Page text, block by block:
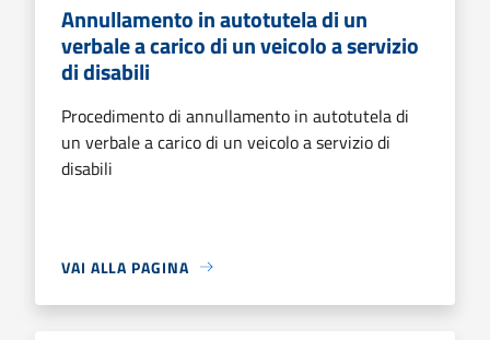
Annullamento in autotutela di un
verbale a carico di un veicolo a servizio
di disabili
Procedimento di annullamento in autotutela di
un verbale a carico di un veicolo a servizio di
disabili
VAI ALLA PAGINA